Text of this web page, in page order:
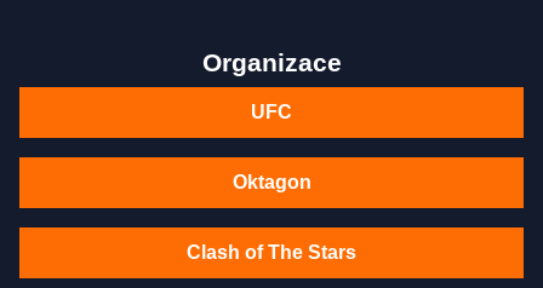
Organizace
UFC
Oktagon
Clash of The Stars